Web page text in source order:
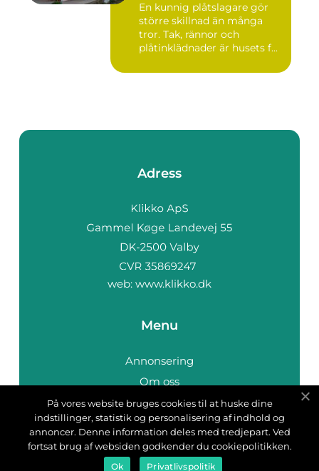
En kunnig plåtslagare gör
större skillnad än många
tror. Tak, rännor och
plåtinklädnader är husets f...
Adress
web: www.klikko.dk
Menu
Annonsering
Om oss
Cookies
Kontakta oss
Sitemap
På vores website bruges cookies til at huske dine
indstillinger, statistik og personalisering af indhold og
annoncer. Denne information deles med tredjepart. Ved
fortsat brug af websiden godkender du cookiepolitikken.
Ok Privatlivspolitik